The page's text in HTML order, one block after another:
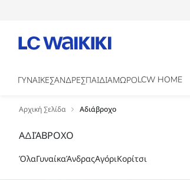
ΓΥΝΑΙΚΕΣΑΝΔΡΕΣΠΑΙΔΙΑΜΩΡΟLCW HOME
Αρχική Σελίδα Αδιάβροχο
ΑΔΙΆΒΡΟΧΟ
ΌλαΓυναίκαΆνδραςΑγόριΚορίτσι